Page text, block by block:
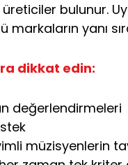
bulunur.
markaların yanı
dikkat edin:
değerlendirmeleri
müzisyenlerin